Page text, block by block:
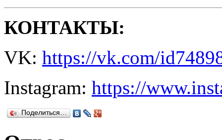
КОНТАКТЫ:
VK: https://vk.com/
Instagram: https://
Поделиться…